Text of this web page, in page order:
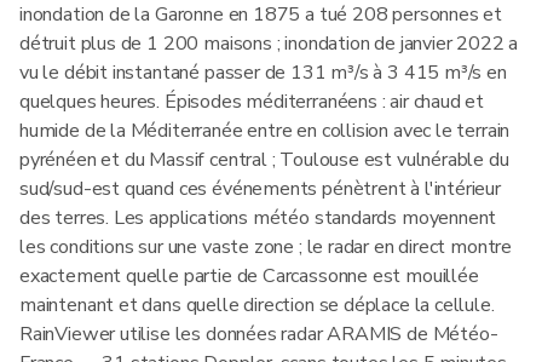
inondation de la Garonne en 1875 a tué 208 personnes et
détruit plus de 1 200 maisons ; inondation de janvier 2022 a
vu le débit instantané passer de 131 m³/s à 3 415 m³/s en
quelques heures. Épisodes méditerranéens : air chaud et
humide de la Méditerranée entre en collision avec le terrain
pyrénéen et du Massif central ; Toulouse est vulnérable du
sud/sud-est quand ces événements pénètrent à l'intérieur
des terres. Les applications météo standards moyennent
les conditions sur une vaste zone ; le radar en direct montre
exactement quelle partie de Carcassonne est mouillée
maintenant et dans quelle direction se déplace la cellule.
RainViewer utilise les données radar ARAMIS de Météo-